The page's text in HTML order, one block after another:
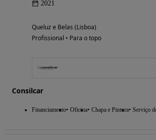
2021
Queluz e Belas (Lisboa)
Profissional • Para o topo
Consilcar
Financiamento Oficina Chapa e Pintura Serviço